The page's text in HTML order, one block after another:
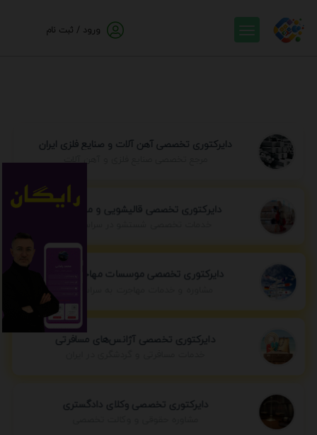
ورود / ثبت نام
دایرکتوری تخصصی آهن آلات و صنایع فلزی ایران
مرجع تخصصی صنایع فلزی و آهن آلات
دایرکتوری تخصصی قالیشویی و مبل شویی
دایرکتوری تخصصی موسسات مهاجرتی ایران
مشاوره و خدمات مهاجرت به سراسر جهان
دایرکتوری تخصصی آژانس‌های مسافرتی
دایرکتوری تخصصی وکلای دادگستری